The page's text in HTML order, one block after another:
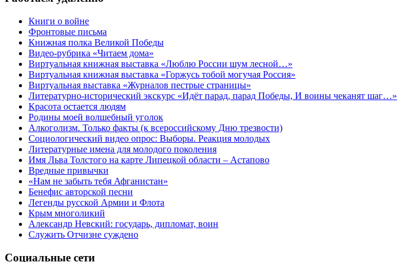
Книги о войне
Фронтовые письма
Книжная полка Великой Победы
Видео-рубрика «Читаем дома»
Виртуальная книжная выставка «Люблю России шум лесной…»
Виртуальная книжная выставка «Горжусь тобой могучая Россия»
Виртуальная выставка «Журналов пестрые страницы»
Литературно-исторический экскурс «Идёт парад, парад Победы, И воины чеканят шаг…»
Красота остается людям
Родины моей волшебный уголок
Алкоголизм. Только факты (к всероссийскому Дню трезвости)
Социологический видео опрос: Выборы. Реакция молодых
Литературные имена для молодого поколения
Имя Льва Толстого на карте Липецкой области – Астапово
Вредные привычки
«Нам не забыть тебя Афганистан»
Бенефис авторской песни
Легенды русской Армии и Флота
Крым многоликий
Александр Невский: государь, дипломат, воин
Служить Отчизне суждено
Социальные сети